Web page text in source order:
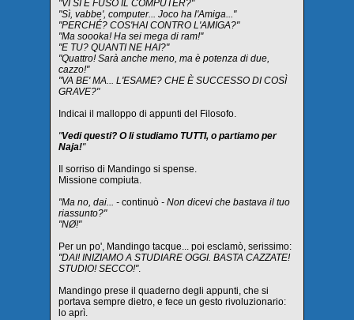
"VI SI È FUSO IL COMPUTER?"
"Sì, vabbe', computer... Joco ha l'Amiga..."
"PERCHÉ? COS'HAI CONTRO L'AMIGA?"
"Ma soooka! Ha sei mega di ram!"
"E TU? QUANTI NE HAI?"
"Quattro! Sarà anche meno, ma è potenza di due,
cazzo!"
"VA BE' MA... L'ESAME? CHE È SUCCESSO DI COSÌ
GRAVE?"
Indicai il malloppo di appunti del Filosofo.
"Vedi questi? O li studiamo TUTTI, o partiamo per
Naja!"
Il sorriso di Mandingo si spense.
Missione compiuta.
"Ma no, dai... - continuò - Non dicevi che bastava il tuo
riassunto?"
"NØ!"
Per un po', Mandingo tacque... poi esclamò, serissimo:
"DAI! INIZIAMO A STUDIARE OGGI. BASTA CAZZATE!
STUDIO! SECCO!".
Mandingo prese il quaderno degli appunti, che si
portava sempre dietro, e fece un gesto rivoluzionario:
lo aprì.